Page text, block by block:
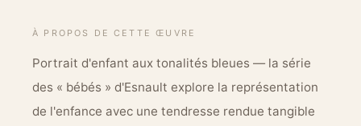
À PROPOS DE CETTE ŒUVRE
Portrait d'enfant aux tonalités bleues — la série
des « bébés » d'Esnault explore la représentation
de l'enfance avec une tendresse rendue tangible